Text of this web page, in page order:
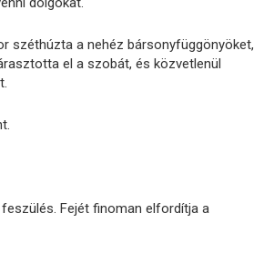
széthúzta a nehéz bársonyfüggönyöket,
el a szobát, és közvetlenül
Fejét finoman elfordítja a